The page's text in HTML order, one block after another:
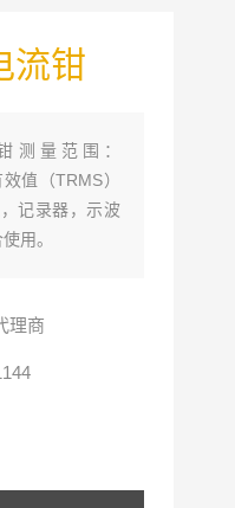
流钳
测量范围：
值（TRMS）
记录器，示波
用。
理商